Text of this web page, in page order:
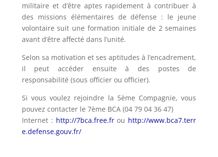
militaire et d’être aptes rapidement à contribuer à
des missions élémentaires de défense : le jeune
volontaire suit une formation initiale de 2 semaines
avant d’être affecté dans l’unité.
Selon sa motivation et ses aptitudes à l’encadrement,
il peut accéder ensuite à des postes de
responsabilité (sous officier ou officier).
Si vous voulez rejoindre la 5ème Compagnie, vous
pouvez contacter le 7ème BCA (04 79 04 36 47)
Internet : http://7bca.free.frou http://www.bca7.terr
e.defense.gouv.fr/